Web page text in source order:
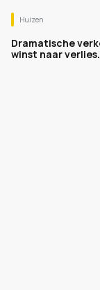
Huizen
Dramatische
winst naar